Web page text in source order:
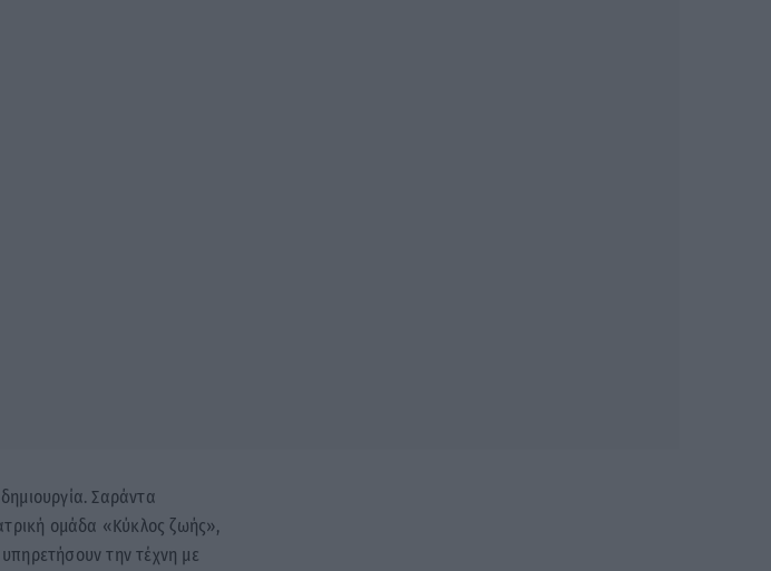
Σαράντα
ομάδα «Κύκλος ζωής»,
την τέχνη με